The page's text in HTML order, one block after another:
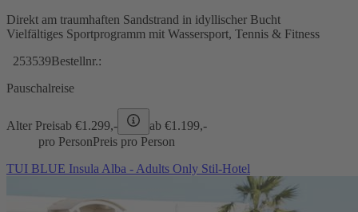
Direkt am traumhaften Sandstrand in idyllischer Bucht
Vielfältiges Sportprogramm mit Wassersport, Tennis & Fitness
253539Bestellnr.:
Pauschalreise
Alter Preisab €1.299,- ab €1.199,-
pro PersonPreis pro Person
TUI BLUE Insula Alba - Adults Only Stil-Hotel